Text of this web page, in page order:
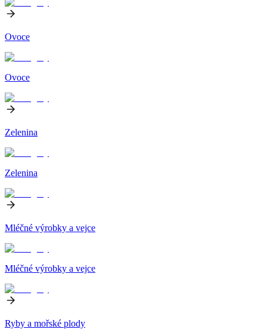
Ovoce
Ovoce
Zelenina
Zelenina
Mléčné výrobky a vejce
Mléčné výrobky a vejce
Ryby a mořské plody